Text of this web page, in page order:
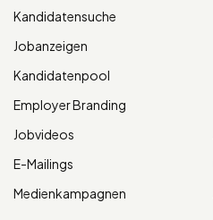
Kandidatensuche
Jobanzeigen
Kandidatenpool
Employer Branding
Jobvideos
E-Mailings
Medienkampagnen